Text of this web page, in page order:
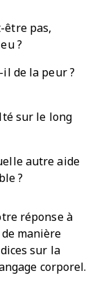
être pas,
?
de la peur ?
sur le long
autre aide
?
réponse à
manière
sur la
corporel.